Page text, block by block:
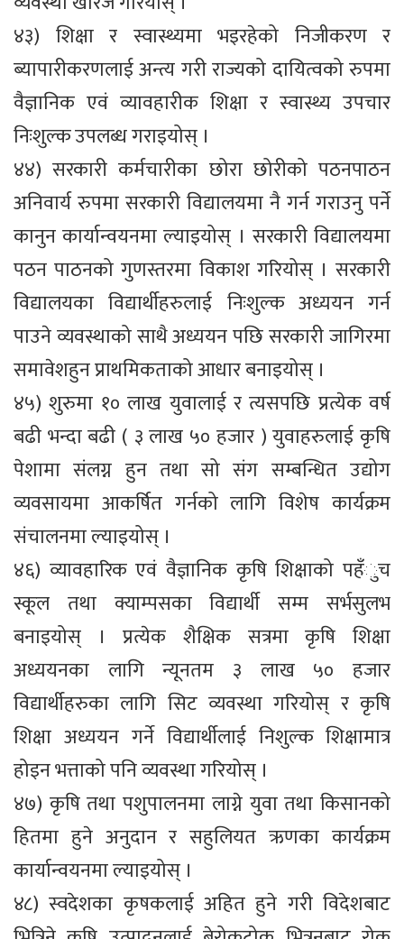
४३) शिक्षा र स्वास्थ्यमा भइरहेको निजीकरण र
ब्यापारीकरणलाई अन्त्य गरी राज्यको दायित्वको रुपमा
वैज्ञानिक एवं व्यावहारीक शिक्षा र स्वास्थ्य उपचार
निःशुल्क उपलब्ध गराइयोस् ।
४४) सरकारी कर्मचारीका छोरा छोरीको पठनपाठन
अनिवार्य रुपमा सरकारी विद्यालयमा नै गर्न गराउनु पर्ने
कानुन कार्यान्वयनमा ल्याइयोस् । सरकारी विद्यालयमा
पठन पाठनको गुणस्तरमा विकाश गरियोस् । सरकारी
विद्यालयका विद्यार्थीहरुलाई निःशुल्क अध्ययन गर्न
पाउने व्यवस्थाको साथै अध्ययन पछि सरकारी जागिरमा
समावेशहुन प्राथमिकताको आधार बनाइयोस् ।
४५) शुरुमा १० लाख युवालाई र त्यसपछि प्रत्येक वर्ष
बढी भन्दा बढी ( ३ लाख ५० हजार ) युवाहरुलाई कृषि
पेशामा संलग्न हुन तथा सो संग सम्बन्धित उद्योग
व्यवसायमा आकर्षित गर्नको लागि विशेष कार्यक्रम
संचालनमा ल्याइयोस् ।
४६) व्यावहारिक एवं वैज्ञानिक कृषि शिक्षाको पहँुच
स्कूल तथा क्याम्पसका विद्यार्थी सम्म सर्भसुलभ
बनाइयोस् । प्रत्येक शैक्षिक सत्रमा कृषि शिक्षा
अध्ययनका लागि न्यूनतम ३ लाख ५० हजार
विद्यार्थीहरुका लागि सिट व्यवस्था गरियोस् र कृषि
शिक्षा अध्ययन गर्ने विद्यार्थीलाई निशुल्क शिक्षामात्र
होइन भत्ताको पनि व्यवस्था गरियोस् ।
४७) कृषि तथा पशुपालनमा लाग्ने युवा तथा किसानको
हितमा हुने अनुदान र सहुलियत ऋणका कार्यक्रम
कार्यान्वयनमा ल्याइयोस् ।
४८) स्वदेशका कृषकलाई अहित हुने गरी विदेशबाट